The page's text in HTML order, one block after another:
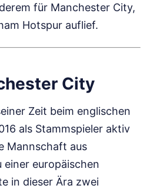
für Manchester City,
Hotspur auflief.
City
Zeit beim englischen
als Stammspieler aktiv
Mannschaft aus
europäischen
in dieser Ära zwei